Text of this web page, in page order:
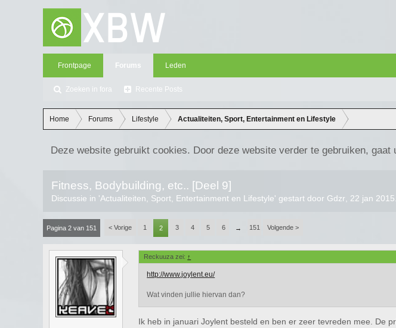
Frontpage Forums
Zoeken in fora Recente Posts
Leden
Home Forums Lifestyle Actualiteiten, Sport, Entertainment en Lifestyle
Deze website gebruikt cookies. Door deze website verder te gebruiken,
Fitness, Bodybuilding, etc.. [Deel 9]
Discussie in 'Actualiteiten, Sport, Entertainment en Lifestyle' gestart door Gdzr 22 jan 2015
Pagina 2 van 151 < Vorige 1 2 3 4 5 6 → 151 Volgende >
Reckuuza zei: ↑
http://www.joylent.eu/
Wat vinden jullie hiervan dan?
Ik heb in januari Joylent besteld en ben er zeer tevreden mee. De